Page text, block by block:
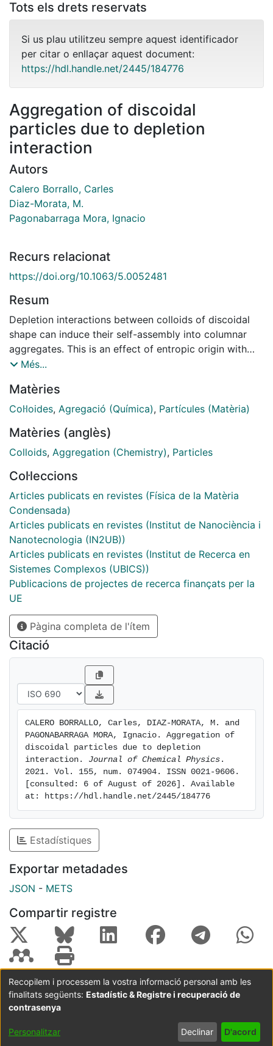
Tots els drets reservats
Si us plau utilitzeu sempre aquest identificador
per citar o enllaçar aquest document:
https://hdl.handle.net/2445/184776
Aggregation of discoidal
particles due to depletion
interaction
Autors
Calero Borrallo, Carles
Diaz-Morata, M.
Pagonabarraga Mora, Ignacio
Recurs relacionat
https://doi.org/10.1063/5.0052481
Resum
Depletion interactions between colloids of discoidal
shape can induce their self-assembly into columnar
aggregates. This is an effect of entropic origin with
important implications in a range of colloidal systems,
determine the rheological properties of blood. Here,
we investigate the equilibrium state reached by
particles. We develop a thermodynamic model of
depletion-induced aggregation based on self-
validity of the model by using Langevin simulations of
a system of discs and depletant particles in which the
depletion interaction emerges naturally. In addition, we
consider the effect of an attractive interaction
between depletant and discoidal particles, which we
show induces a re-entrant dependence of aggregation
with temperature.
Més...
Matèries
Col·loides, Agregació (Química), Partícules (Matèria)
Matèries (anglès)
Colloids, Aggregation (Chemistry), Particles
Col·leccions
Articles publicats en revistes (Física de la Matèria
Condensada)
Articles publicats en revistes (Institut de Nanociència i
Nanotecnologia (IN2UB))
Articles publicats en revistes (Institut de Recerca en
Sistemes Complexos (UBICS))
Publicacions de projectes de recerca finançats per la
UE
Pàgina completa de l'ítem
Citació
CALERO BORRALLO, Carles, DIAZ-MORATA, M. and
PAGONABARRAGA MORA, Ignacio. Aggregation of
discoidal particles due to depletion
interaction. Journal of Chemical Physics .
2021. Vol. 155, num. 074904. ISSN 0021-9606.
[consulted: 6 of August of 2026]. Available
at: https://hdl.handle.net/2445/184776
Estadístiques
Exportar metadades
JSON - METS
Compartir registre
Coordinació:CRAI UB Avís legal
Metadades
subjectes a:
Configuració
de cookies
privadesa
Recopilem i processem la vostra informació personal amb les
finalitats següents: Estadístic & Registre i recuperació de
contrasenya
Personalitzar Declinar D'acord